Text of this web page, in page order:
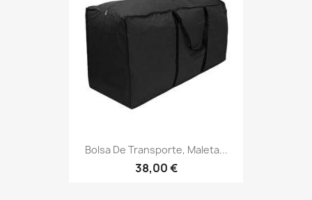
Bolsa De Transporte, Maleta...
38,00 €